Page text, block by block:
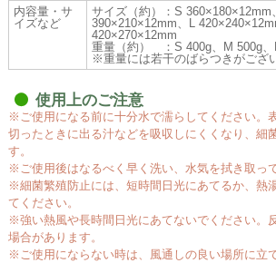
内容量・サ
イズなど
サイズ（約）：S 360×180×12mm
390×210×12mm、L
420×270×12mm
重量（約） ：S 400g、M 500g、
※重量には若干のばらつきがござ
使用上のご注意
※ご使用になる前に十分水で濡らしてください。
切ったときに出る汁などを吸収しにくくなり、細
す。
※ご使用後はなるべく早く洗い、水気を拭き取っ
※細菌繁殖防止には、短時間日光にあてるか、熱
てください。
※強い熱風や長時間日光にあてないでください。
場合があります。
※ご使用にならない時は、風通しの良い場所に立